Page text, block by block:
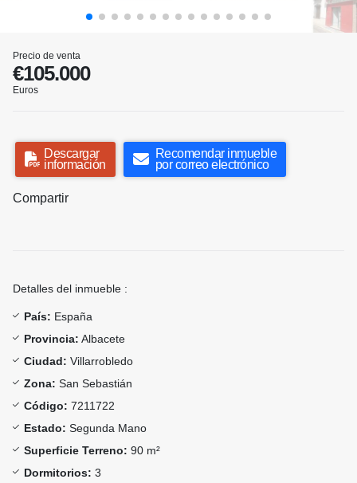
Precio de venta
€105.000
Euros
Descargar
información
Recomendar inmueble
por correo electrónico
Compartir
Detalles del inmueble :
País: España
Provincia: Albacete
Ciudad: Villarrobledo
Zona: San Sebastián
Código: 7211722
Estado: Segunda Mano
Superficie Terreno: 90 m²
Dormitorios: 3